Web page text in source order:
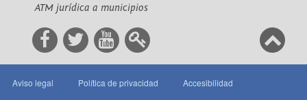
ATM jurídica a municipios
Aviso legal Política de privacidad Accesibilidad